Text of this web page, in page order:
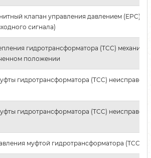
клапан управления давлением (EPC)
сигнала)
гидротрансформатора (TCC)
положении
гидротрансформатора (TCC) неисправен
гидротрансформатора (TCC) неисправен
муфтой гидротрансформатора (TCC)